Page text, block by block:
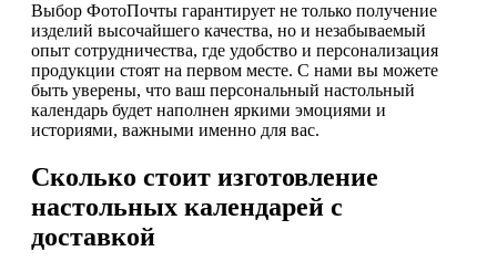
Выбор ФотоПочты гарантирует не только получение
изделий высочайшего качества, но и незабываемый
опыт сотрудничества, где удобство и персонализация
продукции стоят на первом месте. С нами вы можете
быть уверены, что ваш персональный настольный
календарь будет наполнен яркими эмоциями и
историями, важными именно для вас.
Сколько стоит изготовление
настольных календарей с
доставкой